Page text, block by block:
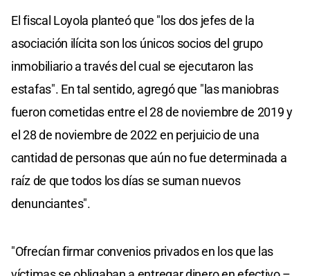
El fiscal Loyola planteó que "los dos jefes de la
asociación ilícita son los únicos socios del grupo
inmobiliario a través del cual se ejecutaron las
estafas". En tal sentido, agregó que "las maniobras
fueron cometidas entre el 28 de noviembre de 2019 y
el 28 de noviembre de 2022 en perjuicio de una
cantidad de personas que aún no fue determinada a
raíz de que todos los días se suman nuevos
denunciantes".
"Ofrecían firmar convenios privados en los que las